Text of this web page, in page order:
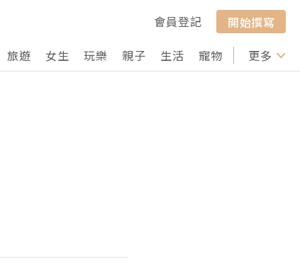
會員登記
開始撰寫
旅遊 女生 玩樂 親子 生活 寵物 行山 打卡
更多